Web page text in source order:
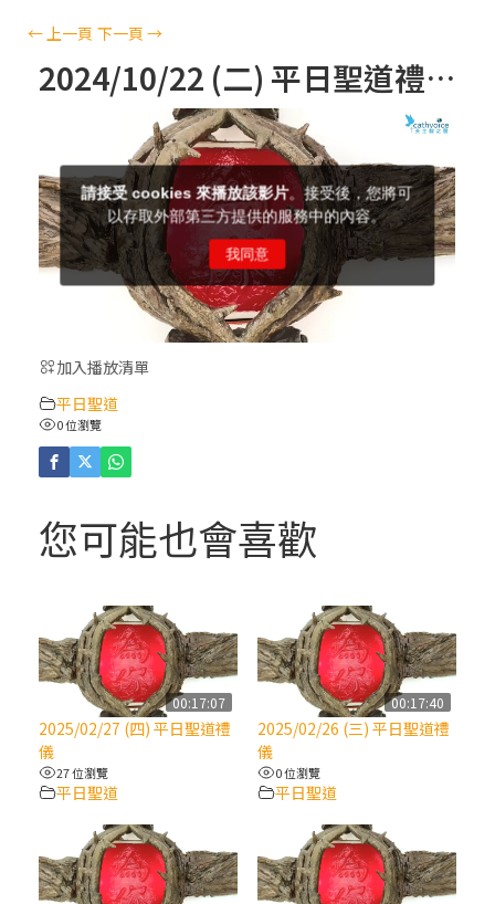
【信仰之旅】第十二集：「聖母、聖人」—
【信仰之旅】第十一集：「教 會」(推廣片)
【信仰之旅】第十一集：「教 會」—林必能
神父
【信仰之旅】第十集：「逾越奧蹟」— 錢玲
珠老師
(5)黃敏正主教帶你做「四旬期避靜」—【逾
人相遇
(2)黃敏正主教帶你做「四旬期避靜」—【逾
越的智慧】：七項齋戒的意義與益處
【信仰之旅】第九集：「如果你的痛苦比快
樂多」—歐義明神父 / 應芝莉老師
(1)黃敏正主教帶你做「四旬期避靜」—【逾
越的智慧】：聖方濟的靈修，「不占為己
有」
← 上一頁 下一頁→
2024/10/22 (二) 平日聖道禮儀
加入播放清單
平日聖道
0 位瀏覽
您可能也會喜歡
00:17:07
2025/02/27 (四) 平日聖道禮
儀
27 位瀏覽
平日聖道
00:17:40
2025/02/26 (三) 平日聖道禮
儀
0 位瀏覽
平日聖道